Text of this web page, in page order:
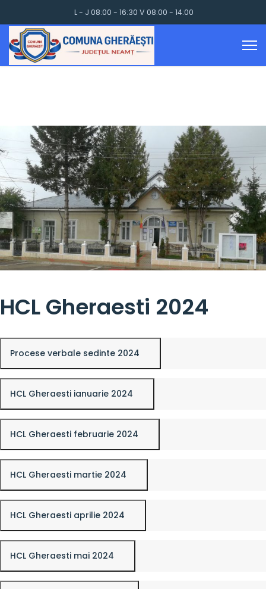
L - J 08:00 - 16:30 V 08:00 - 14:00
HCL Gheraesti 2024
Procese verbale sedinte 2024
HCL Gheraesti ianuarie 2024
HCL Gheraesti februarie 2024
HCL Gheraesti martie 2024
HCL Gheraesti aprilie 2024
HCL Gheraesti mai 2024